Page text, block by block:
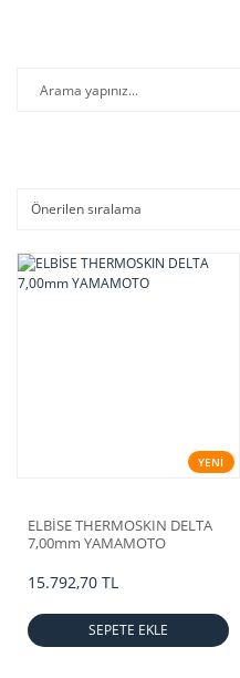
YENİ
ELBİSE THERMOSKIN DELTA
7,00mm YAMAMOTO
15.792,70 TL
SEPETE EKLE